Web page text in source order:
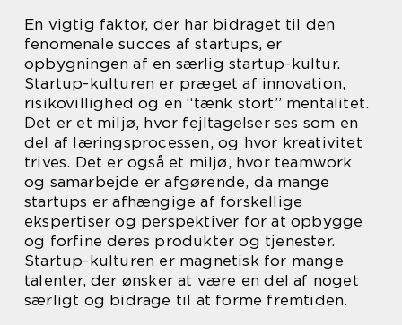
En vigtig faktor, der har bidraget til den
fenomenale succes af startups, er
opbygningen af en særlig startup-kultur.
Startup-kulturen er præget af innovation,
risikovillighed og en “tænk stort” mentalitet.
Det er et miljø, hvor fejltagelser ses som en
del af læringsprocessen, og hvor kreativitet
trives. Det er også et miljø, hvor teamwork
og samarbejde er afgørende, da mange
startups er afhængige af forskellige
ekspertiser og perspektiver for at opbygge
og forfine deres produkter og tjenester.
Startup-kulturen er magnetisk for mange
talenter, der ønsker at være en del af noget
særligt og bidrage til at forme fremtiden.